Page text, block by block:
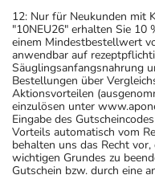
12: Nur für Neukunden mit
"10NEU26" erhalten Sie 10
einem Mindestbestellwert
anwendbar auf
Säuglingsanfangsnahrung
Bestellungen über
Aktionsvorteilen
einzulösen unter
Eingabe des
Vorteils automatisch vom
behalten uns das Recht
wichtigen Grundes zu
Gutschein bzw. durch eine